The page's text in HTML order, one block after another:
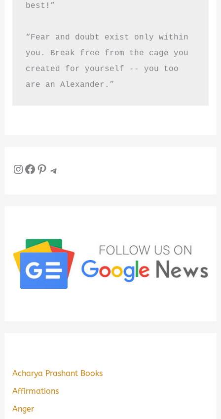
best!”
“Fear and doubt exist only within
you. Break free from the cage you
created for yourself -- you too
are an Alexander.”
InstagramFacebook Pinterest Telegram
Acharya Prashant Books
Affirmations
Anger